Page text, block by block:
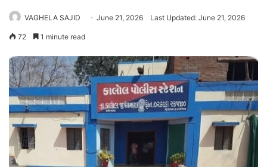
VAGHELA SAJID June 21, 2026 Last Updated: June 21, 2026
72 1 minute read